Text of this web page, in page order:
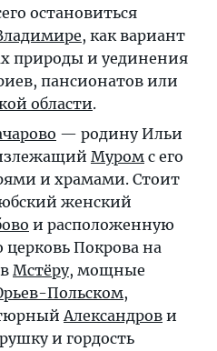
остановиться
, как вариант
природы и уединения
пансионатов или
области.
— родину Ильи
Муром с его
и храмами. Стоит
женский
и расположенную
Покрова на
Мстёру, мощные
Польском,
Александров и
и гордость